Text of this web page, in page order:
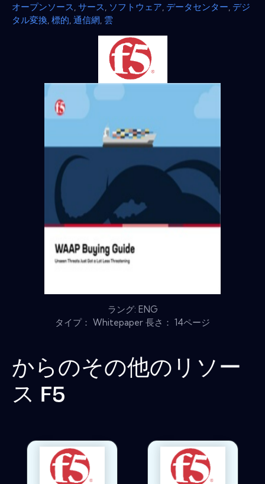
オープンソース サース ソフトウェア データセンター デジ
タル変換 標的 通信網 雲
ラング: ENG
タイプ： Whitepaper 長さ： 14ページ
からのその他のリソー
ス F5